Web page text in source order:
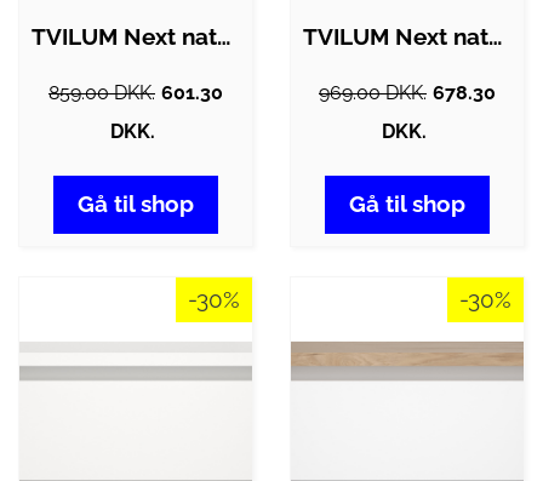
TVILUM Next natbord, m. 2 skuffer - hvid…
859.00 DKK. 601.30
DKK.
Gå til shop
TVILUM Next natbord, m. 2 skuffer - -…
969.00 DKK. 678.30
DKK.
Gå til shop
-30% -30%